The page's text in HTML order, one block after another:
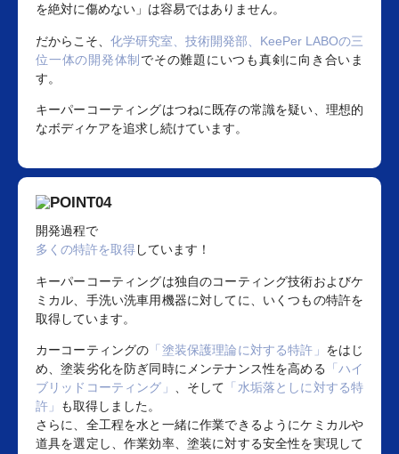
を絶対に傷めない」は容易ではありません。
だからこそ、 化学研究室、技術開発部、KeePer LABOの三
位一体の開発体制でその難題にいつも真剣に向き合いま
す。
キーパーコーティングはつねに既存の常識を疑い、理想的
なボディケアを追求し続けています。
開発過程で
多くの特許を取得しています！
キーパーコーティングは独自のコーティング技術およびケ
ミカル、手洗い洗車用機器に対してに、いくつもの特許を
取得しています。
カーコーティングの 「塗装保護理論に対する特許」 をはじ
め、塗装劣化を防ぎ同時にメンテナンス性を高める
「ハイ
ブリッドコーティング」
、そして 「水垢落としに対する特
許」
も取得しました。
さらに、全工程を水と一緒に作業できるようにケミカルや
道具を選定し、作業効率、塗装に対する安全性を実現して